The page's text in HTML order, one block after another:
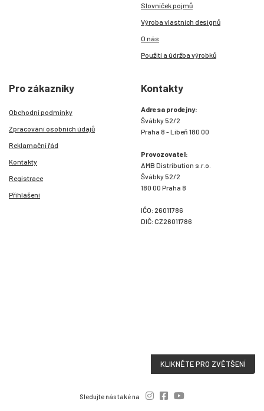
Slovníček pojmů
Výroba vlastních designů
O nás
Použití a údržba výrobků
Pro zákazníky
Obchodní podmínky
Zpracování osobních údajů
Reklamační řád
Kontakty
Registrace
Přihlášení
Kontakty
Adresa prodejny:
Švábky 52/2
Praha 8 - Libeň 180 00
Provozovatel:
AMB Distribution s.r.o.
Švábky 52/2
180 00 Praha 8
IČO: 26011786
DIČ: CZ26011786
KLIKNĚTE PRO ZVĚTŠENÍ
Sledujte nás také na